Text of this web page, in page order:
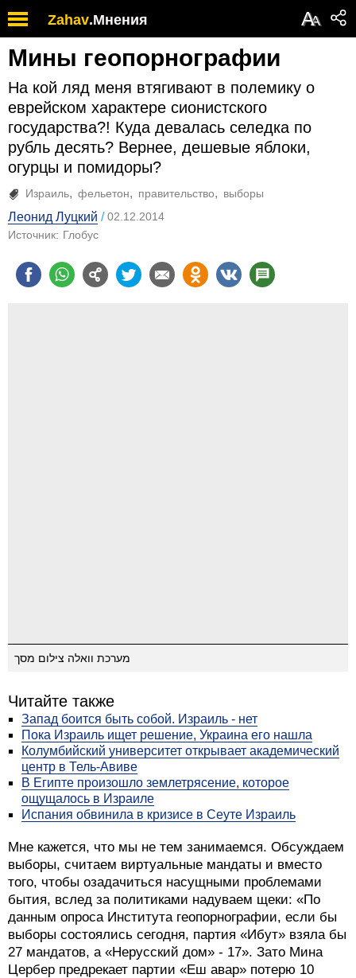
Zahav.Мнения АА
Мины геопорнографии
На кой ляд меня втягивают в полемику о
еврейском характере сионистского
государства?! Куда девалась селедка по
рубль десять? Вернее, дешевые яблоки,
огурцы и помидоры?
Израиль фельетон правительство выборы
Леонид Луцкий
02.12.2014
Источник: Глобус
מערכת וואלה צילום מסך
Читайте также
Запад боится быть собой. Израиль - нет
Пока Израиль ищет решение, Украина его нашла
Колумбийский университет открывает академический
центр в Тель-Авиве
В Египте произошло землетрясение, которое
ощущалось в Израиле
Испания обвинила в кризисе в Сеуте Израиль
Мне кажется, что мы не тем занимаемся. Обсуждаем
выборы, считаем виртуальные мандаты и вместо
того, чтобы озадачиться насущными проблемами
бытия, вслед за политиками надуваем щеки: «По
данным опроса Института геопорнографии, если бы
выборы состоялись сегодня, партия «Ибут» взяла бы
27 мандатов, а «Нерусский дом» - 17». Зато Мина
Цербер предрекает партии «Еш авар» потерю 10